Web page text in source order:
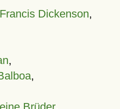
Dickenson,
,
,